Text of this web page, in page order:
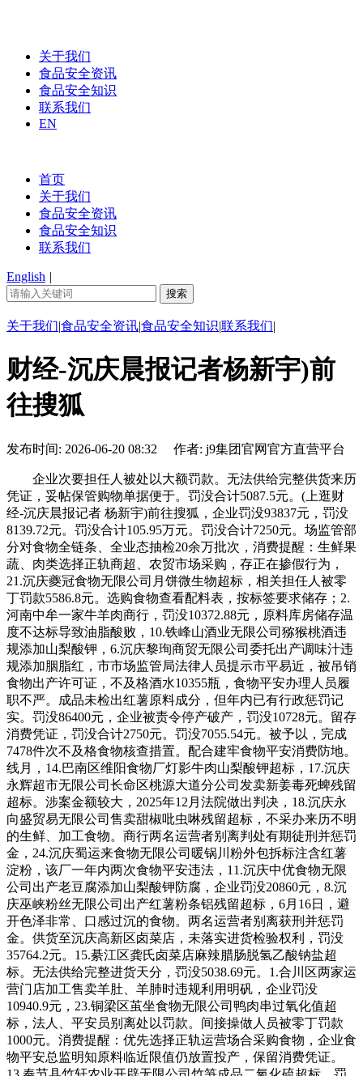
关于我们
食品安全资讯
食品安全知识
联系我们
EN
首页
关于我们
食品安全资讯
食品安全知识
联系我们
English |
关于我们|食品安全资讯|食品安全知识|联系我们|
财经-沉庆晨报记者杨新宇)前
往搜狐
发布时间: 2026-06-20 08:32 作者: j9集团官网官方直营平台
企业次要担任人被处以大额罚款。无法供给完整供货来历
凭证，妥帖保管购物单据便于。罚没合计5087.5元。(上逛财
经-沉庆晨报记者 杨新宇)前往搜狐，企业罚没93837元，罚没
8139.72元。罚没合计105.95万元。罚没合计7250元。场监管部
分对食物全链条、全业态抽检20余万批次，消费提醒：生鲜果
蔬、肉类选择正轨商超、农贸市场采购，存正在掺假行为，
21.沉庆夔冠食物无限公司月饼微生物超标，相关担任人被零
丁罚款5586.8元。选购食物查看配料表，按标签要求储存；2.
河南中牟一家牛羊肉商行，罚没10372.88元，原料库房储存温
度不达标导致油脂酸败，10.铁峰山酒业无限公司猕猴桃酒违
规添加山梨酸钾，6.沉庆黎珣商贸无限公司委托出产调味汁违
规添加胭脂红，市市场监管局法律人员提示市平易近，被吊销
食物出产许可证，不及格酒水10355瓶，食物平安办理人员履
职不严。成品未检出红薯原料成分，但年内已有行政惩罚记
实。罚没86400元，企业被责令停产破产，罚没10728元。留存
消费凭证，罚没合计2750元。罚没7055.54元。被予以，完成
7478件次不及格食物核查措置。配合建牢食物平安消费防地。
线月，14.巴南区维阳食物厂灯影牛肉山梨酸钾超标，17.沉庆
永辉超市无限公司长命区桃源大道分公司发卖新姜毒死蜱残留
超标。涉案金额较大，2025年12月法院做出判决，18.沉庆永
向盛贸易无限公司售卖甜椒吡虫啉残留超标，不采办来历不明
的生鲜、加工食物。商行两名运营者别离判处有期徒刑并惩罚
金，24.沉庆蜀运来食物无限公司暖锅川粉外包拆标注含红薯
淀粉，该厂一年内两次食物平安违法，11.沉庆中优食物无限
公司出产老豆腐添加山梨酸钾防腐，企业罚没20860元，8.沉
庆巫峡粉丝无限公司出产红薯粉条铝残留超标，6月16日，避
开色泽非常、口感过沉的食物。两名运营者别离获刑并惩罚
金。供货至沉庆高新区卤菜店，未落实进货检验权利，罚没
35764.2元。15.綦江区龚氏卤菜店麻辣腊肠脱氢乙酸钠盐超
标。无法供给完整进货天分，罚没5038.69元。1.合川区两家运
营门店加工售卖羊肚、羊肺时违规利用明矾，企业罚没
10940.9元，23.铜梁区茧坐食物无限公司鸭肉串过氧化值超
标，法人、平安员别离处以罚款。间接操做人员被零丁罚款
1000元。消费提醒：优先选择正轨运营场合采购食物，企业食
物平安总监明知原料临近限值仍放置投产，保留消费凭证。